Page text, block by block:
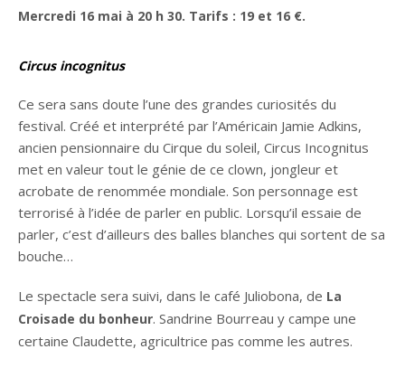
Mercredi 16 mai à 20 h 30. Tarifs : 19 et 16 €.
Circus incognitus
Ce sera sans doute l’une des grandes curiosités du
festival. Créé et interprété par l’Américain Jamie Adkins,
ancien pensionnaire du Cirque du soleil, Circus Incognitus
met en valeur tout le génie de ce clown, jongleur et
acrobate de renommée mondiale. Son personnage est
terrorisé à l’idée de parler en public. Lorsqu’il essaie de
parler, c’est d’ailleurs des balles blanches qui sortent de sa
bouche…
Le spectacle sera suivi, dans le café Juliobona, de La
Croisade du bonheur. Sandrine Bourreau y campe une
certaine Claudette, agricultrice pas comme les autres.